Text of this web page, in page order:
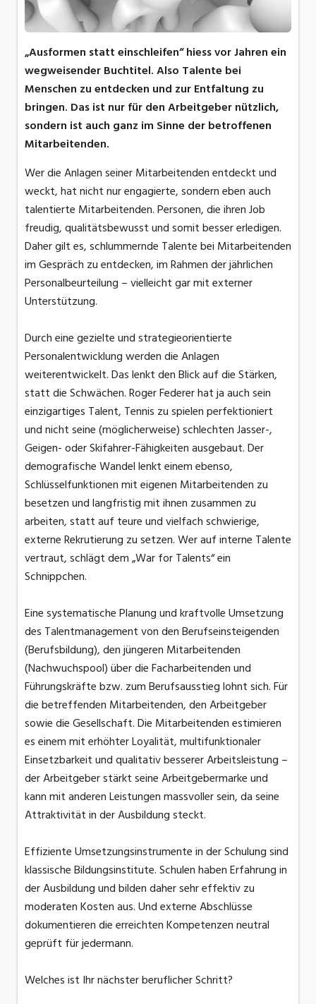
„Ausformen statt einschleifen“ hiess vor Jahren ein
wegweisender Buchtitel. Also Talente bei
Menschen zu entdecken und zur Entfaltung zu
bringen. Das ist nur für den Arbeitgeber nützlich,
sondern ist auch ganz im Sinne der betroffenen
Mitarbeitenden.
Wer die Anlagen seiner Mitarbeitenden entdeckt und
weckt, hat nicht nur engagierte, sondern eben auch
talentierte Mitarbeitenden. Personen, die ihren Job
freudig, qualitätsbewusst und somit besser erledigen.
Daher gilt es, schlummernde Talente bei Mitarbeitenden
im Gespräch zu entdecken, im Rahmen der jährlichen
Personalbeurteilung – vielleicht gar mit externer
Unterstützung.
Durch eine gezielte und strategieorientierte
Personalentwicklung werden die Anlagen
weiterentwickelt. Das lenkt den Blick auf die Stärken,
statt die Schwächen. Roger Federer hat ja auch sein
einzigartiges Talent, Tennis zu spielen perfektioniert
und nicht seine (möglicherweise) schlechten Jasser-,
Geigen- oder Skifahrer-Fähigkeiten ausgebaut. Der
demografische Wandel lenkt einem ebenso,
Schlüsselfunktionen mit eigenen Mitarbeitenden zu
besetzen und langfristig mit ihnen zusammen zu
arbeiten, statt auf teure und vielfach schwierige,
externe Rekrutierung zu setzen. Wer auf interne Talente
vertraut, schlägt dem „War for Talents“ ein
Schnippchen.
Eine systematische Planung und kraftvolle Umsetzung
des Talentmanagement von den Berufseinsteigenden
(Berufsbildung), den jüngeren Mitarbeitenden
(Nachwuchspool) über die Facharbeitenden und
Führungskräfte bzw. zum Berufsausstieg lohnt sich. Für
die betreffenden Mitarbeitenden, den Arbeitgeber
sowie die Gesellschaft. Die Mitarbeitenden estimieren
es einem mit erhöhter Loyalität, multifunktionaler
Einsetzbarkeit und qualitativ besserer Arbeitsleistung –
der Arbeitgeber stärkt seine Arbeitgebermarke und
kann mit anderen Leistungen massvoller sein, da seine
Attraktivität in der Ausbildung steckt.
Effiziente Umsetzungsinstrumente in der Schulung sind
klassische Bildungsinstitute. Schulen haben Erfahrung in
der Ausbildung und bilden daher sehr effektiv zu
moderaten Kosten aus. Und externe Abschlüsse
dokumentieren die erreichten Kompetenzen neutral
geprüft für jedermann.
Welches ist Ihr nächster beruflicher Schritt?